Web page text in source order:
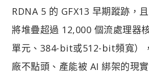
RDNA 5 的 GFX13 早期蹤跡，
將堆疊超過 12,000 個流處理器
單元、384-bit或512-bit頻寬）
廠不點頭、產能被 AI 綁架的現